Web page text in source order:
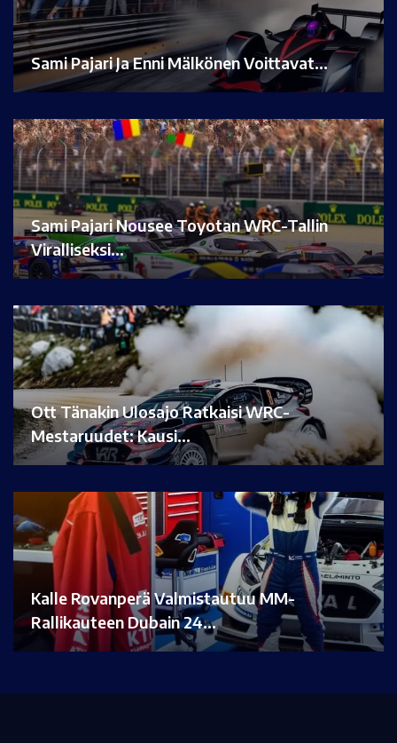
Sami Pajari Ja Enni Mälkönen Voittavat…
Sami Pajari Nousee Toyotan WRC-Tallin
Viralliseksi…
Ott Tänakin Ulosajo Ratkaisi WRC-
Mestaruudet: Kausi…
Kalle Rovanperä Valmistautuu MM-
Rallikauteen Dubain 24…